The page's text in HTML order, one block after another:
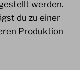
werden.
du zu einer
Produktion